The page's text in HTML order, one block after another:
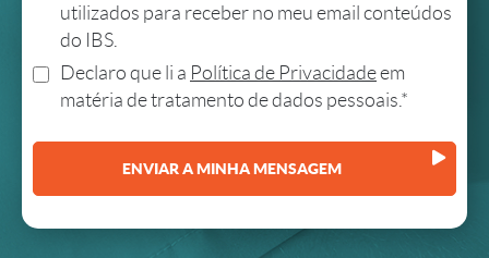
utilizados para receber no meu email conteúdos
do IBS.
Declaro que li a Política de Privacidadeem
matéria de tratamento de dados pessoais.*